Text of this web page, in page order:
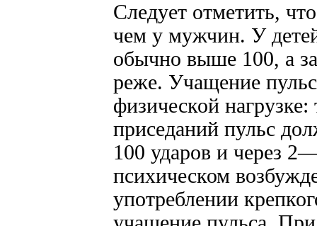
Следует отметить,
чем у мужчин. У детей
обычно выше 100, а
реже. Учащение
физической
приседаний пульс
100 ударов и через
психическом
употреблении